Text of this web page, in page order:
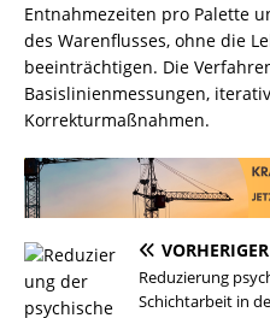
Entnahmezeiten pro Palette
des Warenflusses, ohne die
beeinträchtigen. Die
Basislinienmessungen,
Korrekturmaßnahmen.
VORHERIGER
Reduzierung
Schichtarbeit in